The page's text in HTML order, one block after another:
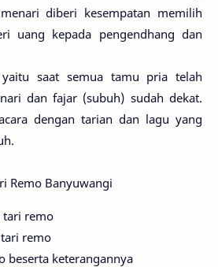
diberi kesempatan memilih
uang kepada pengendhang dan
saat semua tamu pria telah
dan fajar (subuh) sudah dekat.
dengan tarian dan lagu yang
Remo Banyuwangi
tari remo
remo
beserta keterangannya